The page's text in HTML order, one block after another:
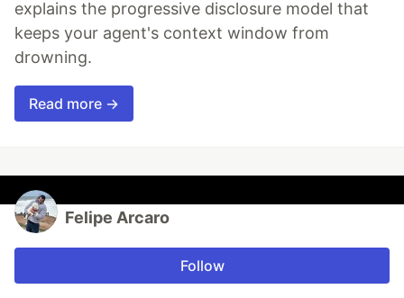
explains the progressive disclosure model that
keeps your agent's context window from
drowning.
Read more →
Felipe Arcaro
Follow